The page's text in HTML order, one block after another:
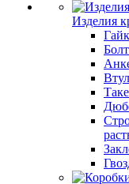
Изделия